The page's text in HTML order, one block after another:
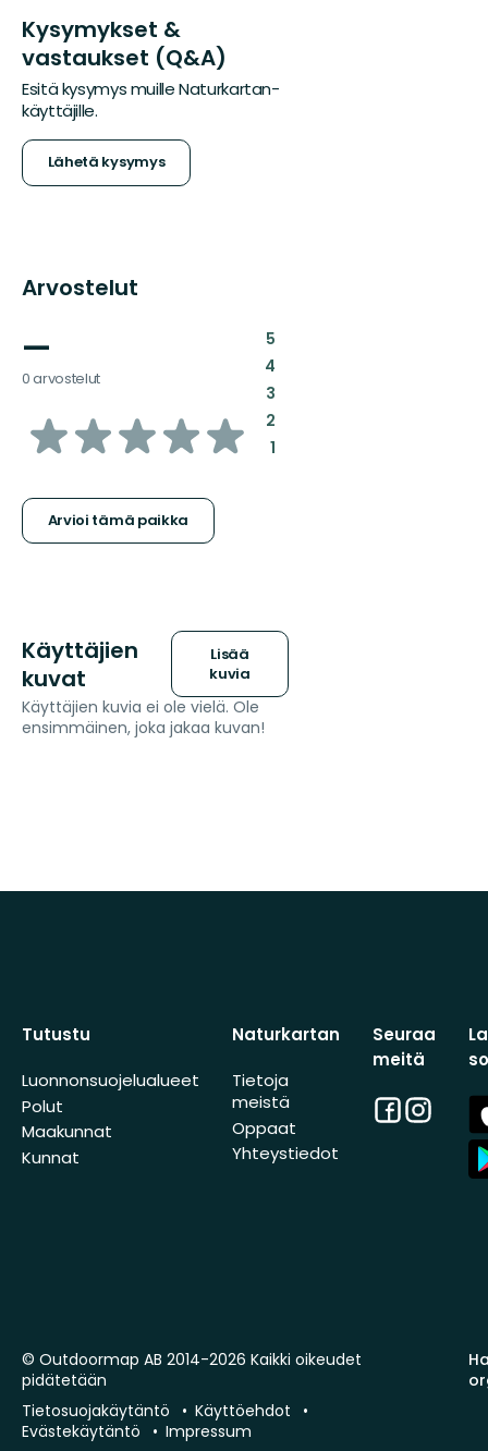
Kysymykset &
vastaukset (Q&A)
Esitä kysymys muille Naturkartan-
käyttäjille.
Lähetä kysymys
Arvostelut
—
0 arvostelut
/5
Arvioi tämä paikka
5:
4:
3:
2:
1:
Käyttäjien
kuvat
Lisää
kuvia
Käyttäjien kuvia ei ole vielä. Ole
ensimmäinen, joka jakaa kuvan!
Tutustu
Luonnonsuojelualueet
Polut
Maakunnat
Kunnat
Naturkartan
Tietoja
meistä
Oppaat
Yhteystiedot
Seuraa
meitä
Facebook
© Outdoormap AB 2014-2026 Kaikki oikeudet
pidätetään
Tietosuojakäytäntö
Käyttöehdot
Evästekäytäntö
Impressum